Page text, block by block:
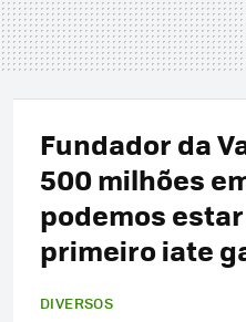
Fundador da
500 milhões
podemos
primeiro iate
DIVERSOS